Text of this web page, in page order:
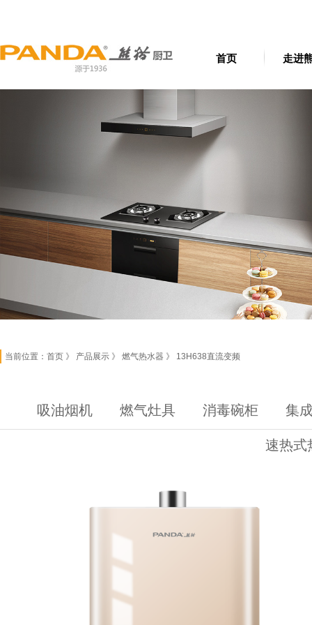
首页 走进
当前位置： 首页 》 产品展示 》 燃气热水器 》 13H638直流变频
吸油烟机 燃气灶具 消毒碗柜 集
速热式